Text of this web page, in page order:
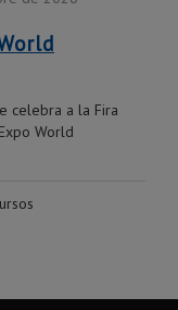
celebra a la Fira
World